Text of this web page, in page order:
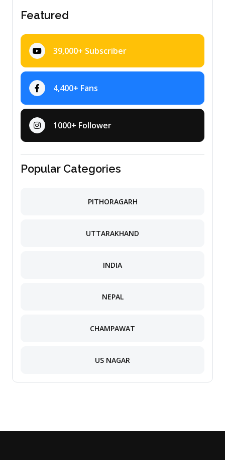
Featured
39,000+ Subscriber
4,400+ Fans
1000+ Follower
Popular Categories
PITHORAGARH
UTTARAKHAND
INDIA
NEPAL
CHAMPAWAT
US NAGAR